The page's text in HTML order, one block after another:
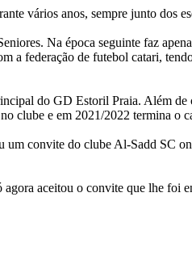
vários anos, sempre junto dos
Na época seguinte faz
a federação de futebol catari,
do GD Estoril Praia. Além
clube e em 2021/2022 termina o
um convite do clube Al-Sadd SC
agora aceitou o convite que lhe foi